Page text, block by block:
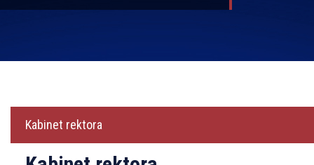
Kabinet rektora